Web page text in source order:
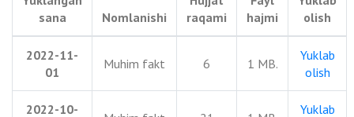
sana
Nomlanishi
raqami
hajmi
olish
2022-11-
01
Muhim fakt 6 1 MB.
Yuklab
olish
2022-10-
Yuklab